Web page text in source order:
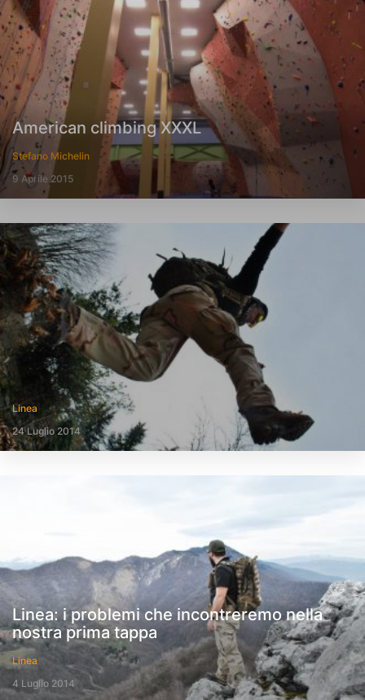
American climbing XXXL
Stefano Michelin
9 Aprile 2015
Linea
24 Luglio 2014
Linea: i problemi che incontreremo nella
nostra prima tappa
Linea
4 Luglio 2014